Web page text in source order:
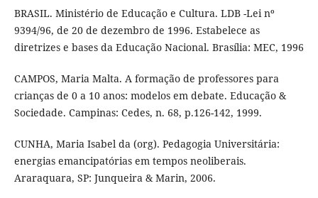
BRASIL. Ministério de Educação e Cultura. LDB -Lei nº
9394/96, de 20 de dezembro de 1996. Estabelece as
diretrizes e bases da Educação Nacional. Brasília: MEC, 1996
CAMPOS, Maria Malta. A formação de professores para
crianças de 0 a 10 anos: modelos em debate. Educação &
Sociedade. Campinas: Cedes, n. 68, p.126-142, 1999.
CUNHA, Maria Isabel da (org). Pedagogia Universitária:
energias emancipatórias em tempos neoliberais.
Araraquara, SP: Junqueira & Marin, 2006.